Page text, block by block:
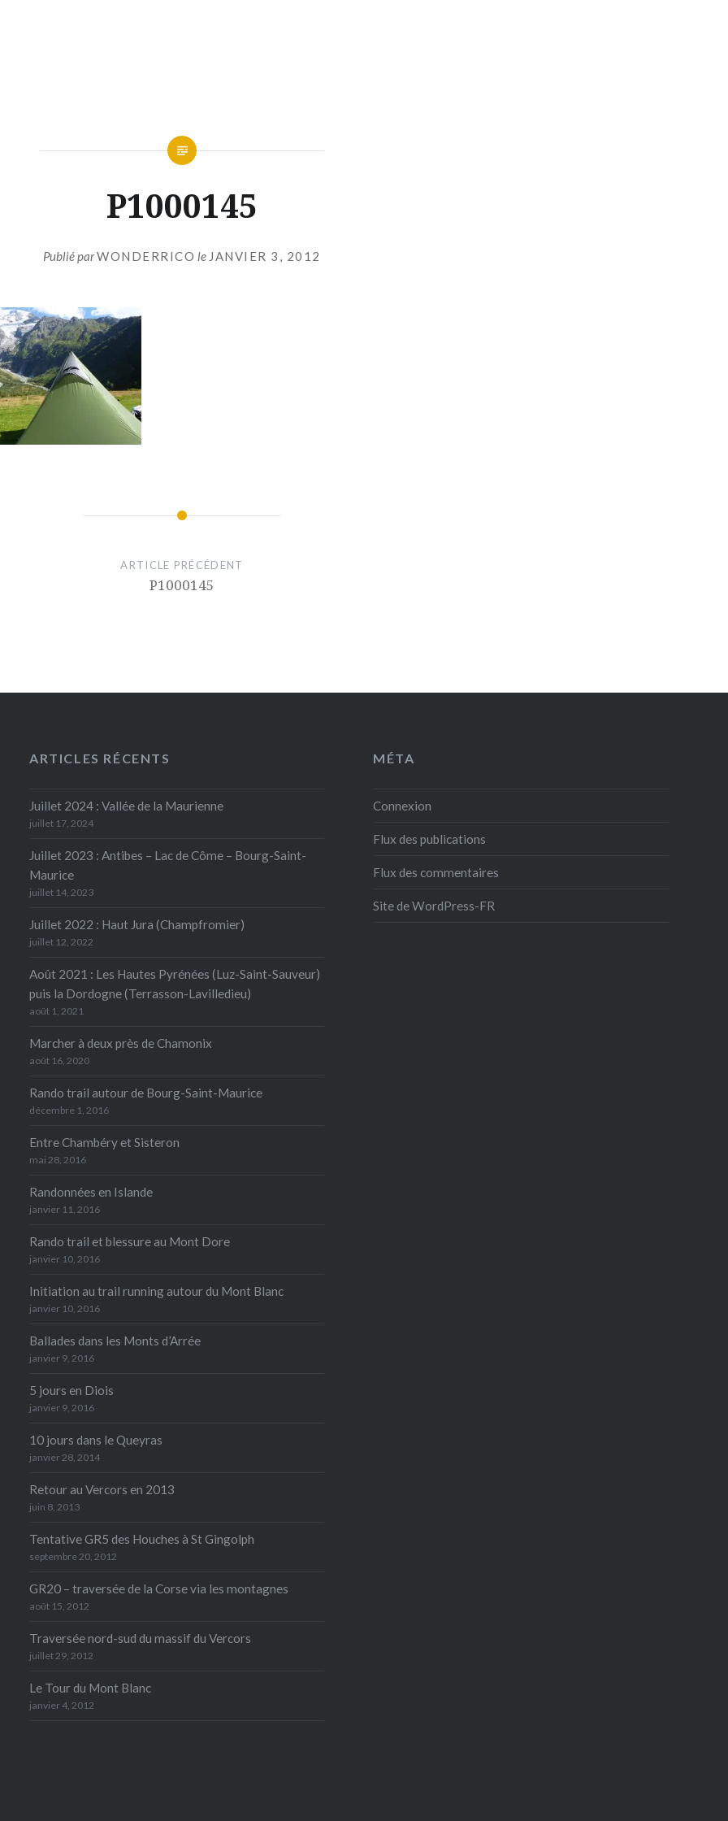
P1000145
Publié parWONDERRICO le JANVIER 3, 2012
ARTICLE PRÉCÉDENT
P1000145
ARTICLES RÉCENTS
Juillet 2024 : Vallée de la Maurienne
juillet 17, 2024
Juillet 2023 : Antibes – Lac de Côme – Bourg-Saint-
Maurice
juillet 14, 2023
Juillet 2022 : Haut Jura (Champfromier)
juillet 12, 2022
Août 2021 : Les Hautes Pyrénées (Luz-Saint-Sauveur)
puis la Dordogne (Terrasson-Lavilledieu)
août 1, 2021
Marcher à deux près de Chamonix
août 16, 2020
Rando trail autour de Bourg-Saint-Maurice
décembre 1, 2016
Entre Chambéry et Sisteron
mai 28, 2016
Randonnées en Islande
janvier 11, 2016
Rando trail et blessure au Mont Dore
janvier 10, 2016
Initiation au trail running autour du Mont Blanc
janvier 10, 2016
Ballades dans les Monts d’Arrée
janvier 9, 2016
5 jours en Diois
janvier 9, 2016
10 jours dans le Queyras
janvier 28, 2014
Retour au Vercors en 2013
juin 8, 2013
Tentative GR5 des Houches à St Gingolph
septembre 20, 2012
GR20 – traversée de la Corse via les montagnes
août 15, 2012
Traversée nord-sud du massif du Vercors
juillet 29, 2012
Le Tour du Mont Blanc
janvier 4, 2012
MÉTA
Connexion
Flux des publications
Flux des commentaires
Site de WordPress-FR